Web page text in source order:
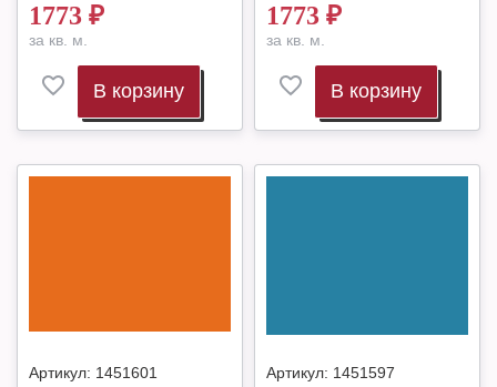
1773 ₽
за кв. м.
В корзину
1773 ₽
за кв. м.
В корзину
Артикул: 1451601 Артикул: 1451597